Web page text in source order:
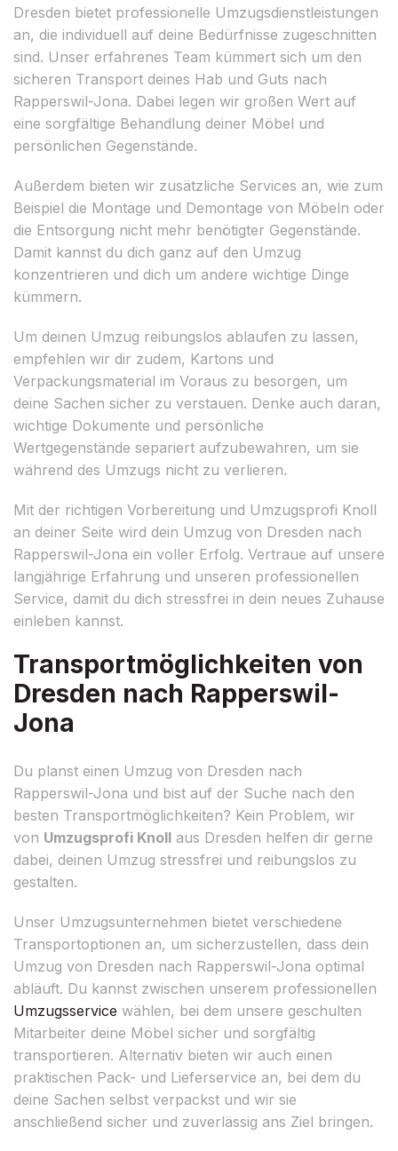
Dresden bietet professionelle Umzugsdienstleistungen
an, die individuell auf deine Bedürfnisse zugeschnitten
sind. Unser erfahrenes Team kümmert sich um den
sicheren Transport deines Hab und Guts nach
Rapperswil-Jona. Dabei legen wir großen Wert auf
eine sorgfältige Behandlung deiner Möbel und
persönlichen Gegenstände.
Außerdem bieten wir zusätzliche Services an, wie zum
Beispiel die Montage und Demontage von Möbeln oder
die Entsorgung nicht mehr benötigter Gegenstände.
Damit kannst du dich ganz auf den Umzug
konzentrieren und dich um andere wichtige Dinge
kümmern.
Um deinen Umzug reibungslos ablaufen zu lassen,
empfehlen wir dir zudem, Kartons und
Verpackungsmaterial im Voraus zu besorgen, um
deine Sachen sicher zu verstauen. Denke auch daran,
wichtige Dokumente und persönliche
Wertgegenstände separiert aufzubewahren, um sie
während des Umzugs nicht zu verlieren.
Mit der richtigen Vorbereitung und Umzugsprofi Knoll
an deiner Seite wird dein Umzug von Dresden nach
Rapperswil-Jona ein voller Erfolg. Vertraue auf unsere
langjährige Erfahrung und unseren professionellen
Service, damit du dich stressfrei in dein neues Zuhause
einleben kannst.
Transportmöglichkeiten von
Dresden nach Rapperswil-
Jona
Du planst einen Umzug von Dresden nach
Rapperswil-Jona und bist auf der Suche nach den
besten Transportmöglichkeiten? Kein Problem, wir
von Umzugsprofi Knoll aus Dresden helfen dir gerne
dabei, deinen Umzug stressfrei und reibungslos zu
gestalten.
Unser Umzugsunternehmen bietet verschiedene
Transportoptionen an, um sicherzustellen, dass dein
Umzug von Dresden nach Rapperswil-Jona optimal
abläuft. Du kannst zwischen unserem professionellen
Umzugsservice wählen, bei dem unsere geschulten
Mitarbeiter deine Möbel sicher und sorgfältig
transportieren. Alternativ bieten wir auch einen
praktischen Pack- und Lieferservice an, bei dem du
deine Sachen selbst verpackst und wir sie
anschließend sicher und zuverlässig ans Ziel bringen.